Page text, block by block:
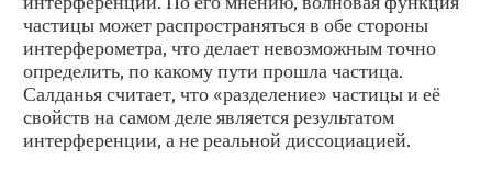
частицы может распространяться в обе стороны
интерферометра, что делает невозможным точно
определить, по какому пути прошла частица.
Салданья считает, что «разделение» частицы и её
свойств на самом деле является результатом
интерференции, а не реальной диссоциацией.